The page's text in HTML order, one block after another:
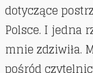
dotyczące
Polsce. I jedna
mnie zdziwiła.
pośród